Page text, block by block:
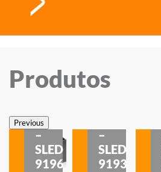
Produtos
PreviousSobrepor
–
SLED
9196
–
SLED
9193